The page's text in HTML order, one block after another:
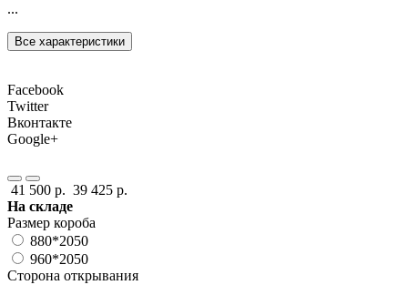
...
Все характеристики
Facebook
Twitter
Вконтакте
Google+
41 500 р. 39 425 р.
На складе
Размер короба
880*2050
960*2050
Сторона открывания